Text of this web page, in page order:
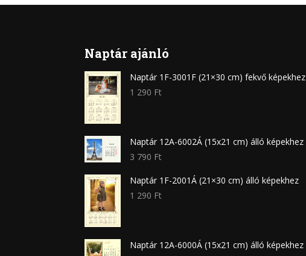
Naptár ajánló
Naptár 1F-3001F (21×30 cm) fekvő képekhez
1 290 Ft
Naptár 12A-6002Á (15x21 cm) álló képekhez
3 790 Ft
Naptár 1F-2001Á (21×30 cm) álló képekhez
1 290 Ft
Naptár 12A-6000Á (15x21 cm) álló képekhez